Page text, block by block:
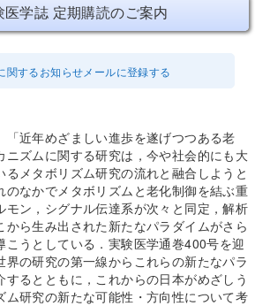
医学誌 定期購読のご案内
関するお知らせメールに登録する
近年めざましい進歩を遂げつつある老
ニズムに関する研究は，今や社会的にも大
るメタボリズム研究の流れと融合しようと
のなかでメタボリズムと老化制御を結ぶ重
モン，シグナル伝達系が次々と同定，解析
から生み出された新たなパラダイムがさら
こうとしている．実験医学通巻400号を迎
界の研究の第一線からこれらの新たなパラ
するとともに，これからの日本がめざしう
ム研究の新たな可能性・方向性について考